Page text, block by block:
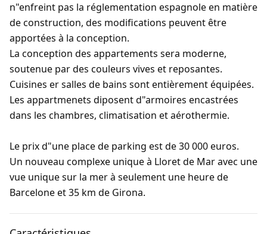
n"enfreint pas la réglementation espagnole en matière
de construction, des modifications peuvent être
apportées à la conception.
La conception des appartements sera moderne,
soutenue par des couleurs vives et reposantes.
Cuisines er salles de bains sont entièrement équipées.
Les appartmenets diposent d"armoires encastrées
dans les chambres, climatisation et aérothermie.
Le prix d"une place de parking est de 30 000 euros.
Un nouveau complexe unique à Lloret de Mar avec une
vue unique sur la mer à seulement une heure de
Barcelone et 35 km de Girona.